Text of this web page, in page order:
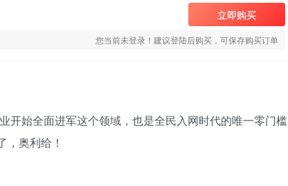
立即购买
您当前未登录！建议登陆后购买，可保存购买订单
开始全面进军这个领域，也是全民入网时代的唯一零门槛
奥利给！